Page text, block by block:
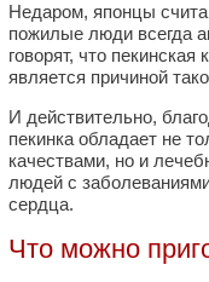
Недаром, японцы
пожилые люди всегда
говорят, что пекинская
является причиной
И действительно,
пекинка обладает не
качествами, но и
людей с
сердца.
Что можно